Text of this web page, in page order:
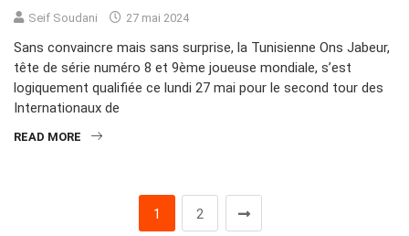
Seif Soudani 27 mai 2024
Sans convaincre mais sans surprise, la Tunisienne Ons Jabeur,
tête de série numéro 8 et 9ème joueuse mondiale, s’est
logiquement qualifiée ce lundi 27 mai pour le second tour des
Internationaux de
READ MORE
1 2